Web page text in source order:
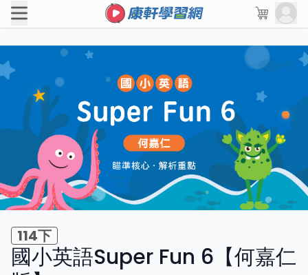
114下
國小英語Super Fun 6【何嘉仁